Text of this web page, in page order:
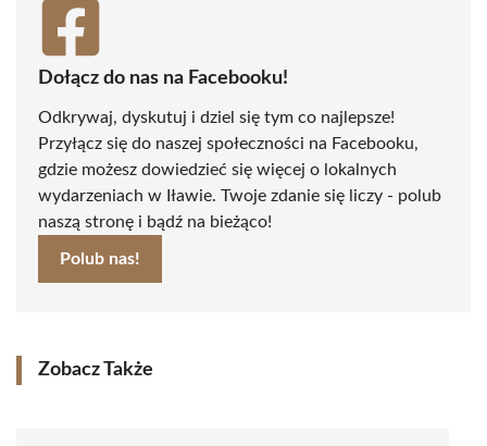
Dołącz do nas na Facebooku!
Odkrywaj, dyskutuj i dziel się tym co najlepsze!
Przyłącz się do naszej społeczności na Facebooku,
gdzie możesz dowiedzieć się więcej o lokalnych
wydarzeniach w Iławie. Twoje zdanie się liczy - polub
naszą stronę i bądź na bieżąco!
Polub nas!
Zobacz Także